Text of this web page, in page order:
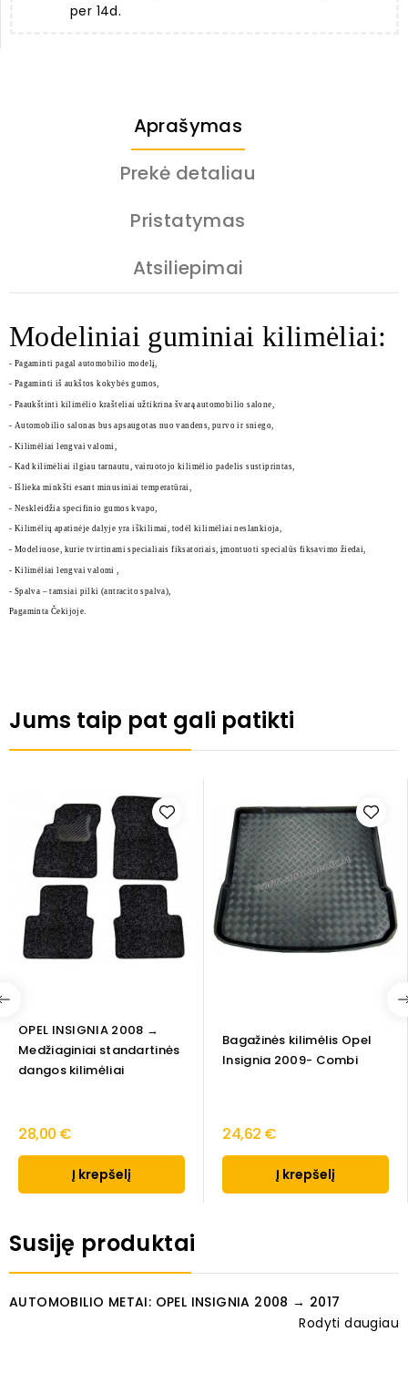
per 14d.
Aprašymas
Prekė detaliau
Pristatymas
Atsiliepimai
Modeliniai guminiai kilimėliai:
- Pagaminti pagal automobilio modelį,
- Pagaminti iš aukštos kokybės gumos,
- Paaukštinti kilimėlio krašteliai užtikrina švarą automobilio salone,
- Automobilio salonas bus apsaugotas nuo vandens, purvo ir sniego,
- Kilimėliai lengvai valomi,
- Kad kilimėliai ilgiau tarnautu, vairuotojo kilimėlio padelis sustiprintas,
- Išlieka minkšti esant minusiniai temperatūrai,
- Neskleidžia specifinio gumos kvapo,
- Kilimėlių apatinėje dalyje yra iškilimai, todėl kilimėliai neslankioja,
- Modeliuose, kurie tvirtinami specialiais fiksatoriais, įmontuoti specialūs fiksavimo žiedai,
- Kilimėliai lengvai valomi ,
- Spalva – tamsiai pilki (antracito spalva),
Pagaminta Čekijoje.
Jums taip pat gali patikti
OPEL INSIGNIA 2008 →
Medžiaginiai standartinės
dangos kilimėliai
28,00 €
Į krepšelį
Bagažinės kilimėlis Opel
Insignia 2009- Combi
24,62 €
Į krepšelį
Susiję produktai
AUTOMOBILIO METAI: OPEL INSIGNIA 2008 → 2017
Rodyti daugiau